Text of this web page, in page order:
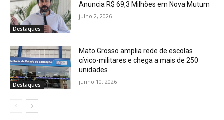
Destaques
Anuncia R$ 69,3 Milhões em Nova Mutum
julho 2, 2026
Destaques
Mato Grosso amplia rede de escolas
cívico-militares e chega a mais de 250
unidades
junho 10, 2026